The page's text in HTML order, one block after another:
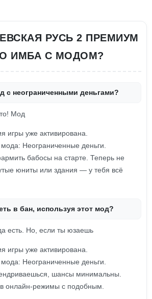
РУСЬ 2 ПРЕМИУМ
ИМБА С МОДОМ?
с неограниченными деньгами?
Мод
игры уже активирована.
Неограниченные деньги.
бабосы на старте. Теперь не
юниты или здания — у тебя всё
в бан, используя этот мод?
есть. Но, если ты юзаешь
игры уже активирована.
Неограниченные деньги.
шансы минимальны.
онлайн-режимы с подобным.